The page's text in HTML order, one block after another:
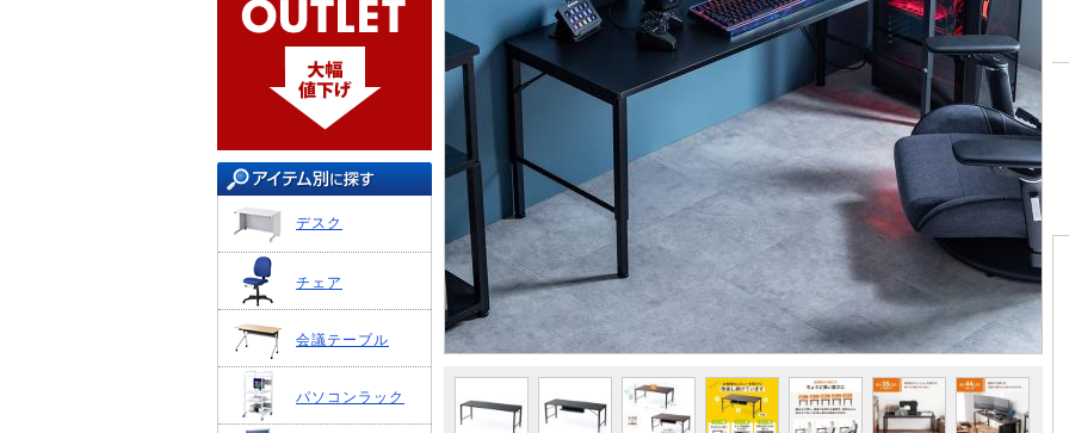
デスク
チェア
会議テーブル
パソコンラック